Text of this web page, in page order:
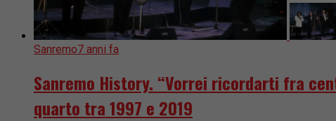
Sanremo7 anni fa
Sanremo History. “Vorrei ricordarti fra
quarto tra 1997 e 2019